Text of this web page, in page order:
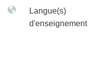
Langue(s)
d'enseignement